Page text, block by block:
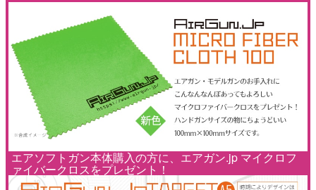
エアソフトガン本体購入の方に、エアガン.jp マイクロフ
ァイバークロスをプレゼント！